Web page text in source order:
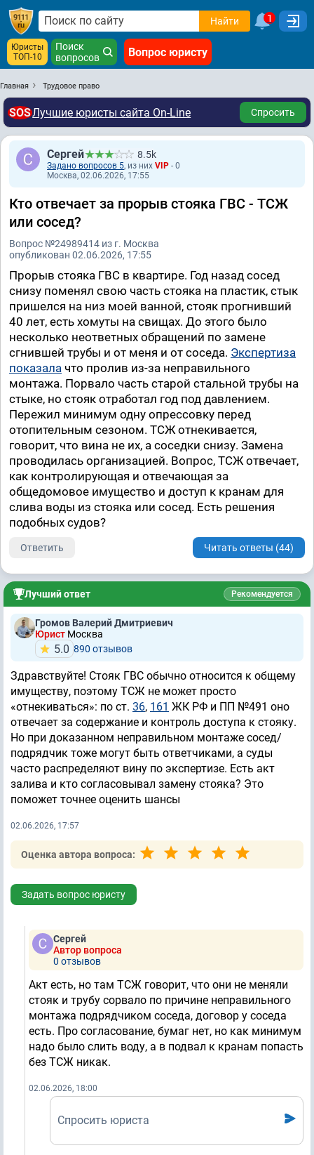
Найти 1
Юристы
ТОП-10
Поиск
вопросов
Вопрос юристу
Главная Трудовое право
SOSЛучшие юристы сайта On-Line Спросить
Сергей 8.5k
Задано вопросов 5, из них VIP - 0
Москва, 02.06.2026, 17:55
Кто отвечает за прорыв стояка ГВС - ТСЖ
или сосед?
Вопрос №24989414 из г. Москва
опубликован 02.06.2026, 17:55
Прорыв стояка ГВС в квартире. Год назад сосед
снизу поменял свою часть стояка на пластик, стык
пришелся на низ моей ванной, стояк прогнивший
40 лет, есть хомуты на свищах. До этого было
несколько неответных обращений по замене
сгнившей трубы и от меня и от соседа. Экспертиза
показала что пролив из-за неправильного
монтажа. Порвало часть старой стальной трубы на
стыке, но стояк отработал год под давлением.
Пережил минимум одну опрессовку перед
отопительным сезоном. ТСЖ отнекивается,
говорит, что вина не их, а соседки снизу. Замена
проводилась организацией. Вопрос, ТСЖ отвечает,
как контролирующая и отвечающая за
общедомовое имущество и доступ к кранам для
слива воды из стояка или сосед. Есть решения
подобных судов?
Ответить Читать ответы (44)
Лучший ответ Рекомендуется
Громов Валерий Дмитриевич
Юрист Москва
5.0 890 отзывов
Здравствуйте! Стояк ГВС обычно относится к общему
имуществу, поэтому ТСЖ не может просто
«отнекиваться»: по ст. 36, 161 ЖК РФ и ПП №491 оно
отвечает за содержание и контроль доступа к стояку.
Но при доказанном неправильном монтаже сосед/
подрядчик тоже могут быть ответчиками, а суды
часто распределяют вину по экспертизе. Есть акт
залива и кто согласовывал замену стояка? Это
поможет точнее оценить шансы
02.06.2026, 17:57
Оценка автора вопроса:
Задать вопрос юристу
Сергей
Автор вопроса
0 отзывов
Акт есть, но там ТСЖ говорит, что они не меняли
стояк и трубу сорвало по причине неправильного
монтажа подрядчиком соседа, договор у соседа
есть. Про согласование, бумаг нет, но как минимум
надо было слить воду, а в подвал к кранам попасть
без ТСЖ никак.
02.06.2026, 18:00
Спросить юриста